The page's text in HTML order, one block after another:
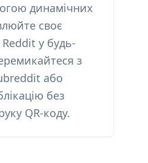
динамічних
своє
у будь-
з
або
без
QR-коду.